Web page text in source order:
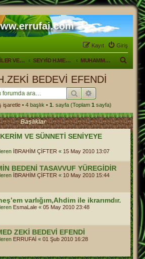
Giriş
Kayıt
RUFAİLER VE HAYATLARI SEYYİD H.MEVLÜT BABA HZ'nin YETİŞTİRDİĞİ ŞAHSİYETLER MUHAMMET H.ZEKİ BEDEVİ EFENDİ
BEDEVİ EFENDİ
Ara Gelişmiş arama
işaretle• 4 başlık • 1 . sayfa (Toplam 1 sayfa)
Başlıklar
VE SÜNNETİ SENİYEYE
İBRAHİM ÇİFTER « 15 May 2010 13:07
BEDENİ TASAVVUF YÜREGİDİR
İBRAHİM ÇİFTER « 10 May 2010 15:44
varlığım,Ahdim ile ikrarımdır.
EsmaLale « 05 May 2010 23:48
ZEKİ BEDEVİ EFENDİ
ERRUFAİ « 01 Şub 2010 16:28